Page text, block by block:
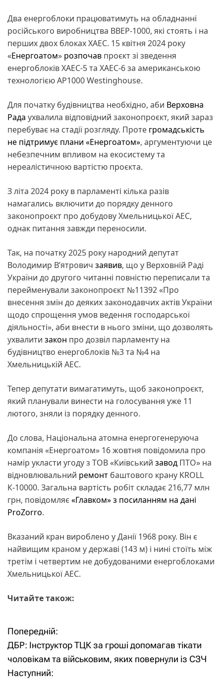
Два енергоблоки працюватимуть на обладнанні
російського виробництва ВВЕР-1000, які стоять і на
перших двох блоках ХАЕС. 15 квітня 2024 року
«Енергоатом» розпочав проєкт зі зведення
енергоблоків ХАЕС-5 та ХАЕС-6 за американською
технологією АР1000 Westinghouse.
Для початку будівництва необхідно, аби Верховна
Рада ухвалила відповідний законопроєкт, який зараз
перебуває на стадії розгляду. Проте громадськість
не підтримує плани «Енергоатом», аргументуючи це
небезпечним впливом на екосистему та
нереалістичною вартістю проєкта.
З літа 2024 року в парламенті кілька разів
намагались включити до порядку денного
законопроєкт про добудову Хмельницької АЕС,
однак питання завжди переносили.
Так, на початку 2025 року народний депутат
Володимир В’ятрович заявив, що у Верховній Раді
України до другого читанні повністю переписали та
перейменували законопроєкт №11392 «Про
внесення змін до деяких законодавчих актів України
щодо спрощення умов ведення господарської
діяльності», аби внести в нього зміни, що дозволять
ухвалити закон про дозвіл парламенту на
будівництво енергоблоків №3 та №4 на
Хмельницькій АЕС.
Тепер депутати вимагатимуть, щоб законопроєкт,
який планували винести на голосування уже 11
лютого, зняли із порядку денного.
До слова, Національна атомна енергогенеруюча
компанія «Енергоатом» 16 жовтня повідомила про
намір укласти угоду з ТОВ «Київський завод ПТО» на
відновлювальний ремонт баштового крану KROLL
К-10000. Загальна вартість робіт складає 216,77 млн
грн, повідомляє«Главком» з посиланням на дані
ProZorro.
Вказаний кран вироблено у Данії 1968 року. Він є
найвищим краном у державі (143 м) і нині стоїть між
третім і четвертим не добудованими енергоблоками
Хмельницької АЕС.
Читайте також:
Н
а
в
Попередній:
ДБР: Інструктор ТЦК за гроші допомагав тікати
чоловікам та військовим, яких повернули із СЗЧ
Наступний: